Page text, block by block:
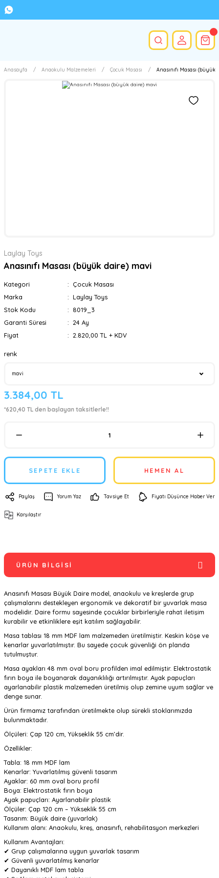
Anasayfa Anaokulu Malzemeleri Çocuk Masası Anasınıfı Masası (büyük
Laylay Toys
Anasınıfı Masası (büyük daire) mavi
Kategori
Çocuk Masası
Marka
Laylay Toys
Stok Kodu
8019_3
Garanti Süresi
24 Ay
Fiyat
2.820,00 TL + KDV
renk
3.384,00 TL
*620,40 TL den başlayan taksitlerle!!
SEPETE EKLE HEMEN AL
Paylaş Yorum Yaz Tavsiye Et Fiyatı Düşünce Haber Ver
Karşılaştır
ÜRÜN BILGISI
Anasınıfı Masası Büyük Daire model, anaokulu ve kreşlerde grup
çalışmalarını destekleyen ergonomik ve dekoratif bir yuvarlak masa
modelidir. Daire formu sayesinde çocuklar birbirleriyle rahat iletişim
kurabilir ve etkinliklere eşit katılım sağlayabilir.
Masa tablası 18 mm MDF lam malzemeden üretilmiştir. Keskin köşe ve
kenarlar yuvarlatılmıştır. Bu sayede çocuk güvenliği ön planda
tutulmuştur.
Masa ayakları 48 mm oval boru profilden imal edilmiştir. Elektrostatik
fırın boya ile boyanarak dayanıklılığı artırılmıştır. Ayak papuçları
ayarlanabilir plastik malzemeden üretilmiş olup zemine uyum sağlar ve
denge sunar.
Ürün firmamız tarafından üretilmekte olup sürekli stoklarımızda
bulunmaktadır.
Ölçüleri: Çap 120 cm, Yükseklik 55 cm’dir.
Özellikler:
Tabla: 18 mm MDF lam
Kenarlar: Yuvarlatılmış güvenli tasarım
Ayaklar: 60 mm oval boru profil
Boya: Elektrostatik fırın boya
Ayak papuçları: Ayarlanabilir plastik
Ölçüler: Çap 120 cm – Yükseklik 55 cm
Tasarım: Büyük daire (yuvarlak)
Kullanım alanı: Anaokulu, kreş, anasınıfı, rehabilitasyon merkezleri
Kullanım Avantajları:
✔ Grup çalışmalarına uygun yuvarlak tasarım
✔ Güvenli yuvarlatılmış kenarlar
✔ Dayanıklı MDF lam tabla